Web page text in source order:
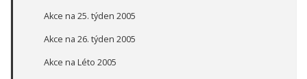
Akce na 25. týden 2005
Akce na 26. týden 2005
Akce na Léto 2005